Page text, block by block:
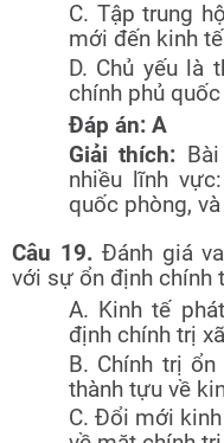
C. Tập trung
mới đến kinh
D. Chủ yếu là
chính phủ
Đáp án: A
Giải thích:
nhiều lĩnh
quốc phòng,
Câu 19.Đánh giá
với sự ổn định chính
A. Kinh tế
định chính trị
B. Chính trị
thành tựu về
C. Đổi mới